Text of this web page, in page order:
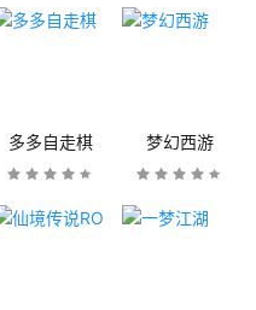
多多自走棋 梦幻西游